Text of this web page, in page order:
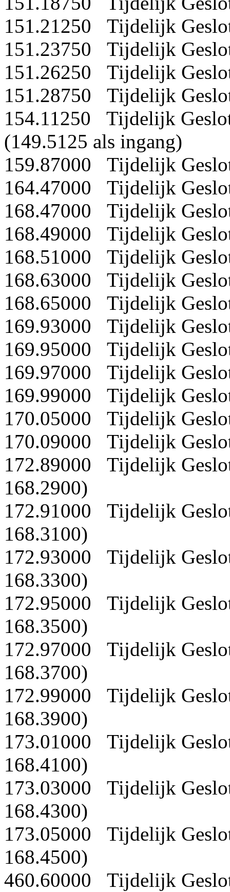
151.21250 Tijdelijk
151.23750 Tijdelijk
151.26250 Tijdelijk
151.28750 Tijdelijk
154.11250 Tijdelijk
(149.5125 als ingang)
159.87000 Tijdelijk
164.47000 Tijdelijk
168.47000 Tijdelijk
168.49000 Tijdelijk
168.51000 Tijdelijk
168.63000 Tijdelijk
168.65000 Tijdelijk
169.93000 Tijdelijk
169.95000 Tijdelijk
169.97000 Tijdelijk
169.99000 Tijdelijk
170.05000 Tijdelijk
170.09000 Tijdelijk
172.89000 Tijdelijk
168.2900)
172.91000 Tijdelijk
168.3100)
172.93000 Tijdelijk
168.3300)
172.95000 Tijdelijk
168.3500)
172.97000 Tijdelijk
168.3700)
172.99000 Tijdelijk
168.3900)
173.01000 Tijdelijk
168.4100)
173.03000 Tijdelijk
168.4300)
173.05000 Tijdelijk
168.4500)
460.60000 Tijdelijk